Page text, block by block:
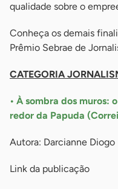
qualidade sobre o
Conheça os demais
Prêmio Sebrae de
CATEGORIA
• À sombra dos muros:
redor da Papuda
Autora: Darcianne Diogo
Link da publicação